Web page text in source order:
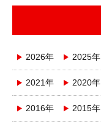
2026年 2025年
2021年 2020年
2016年 2015年